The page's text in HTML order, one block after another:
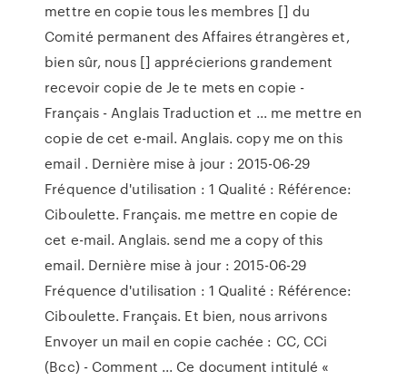
mettre en copie tous les membres [] du
Comité permanent des Affaires étrangères et,
bien sûr, nous [] apprécierions grandement
recevoir copie de Je te mets en copie -
Français - Anglais Traduction et ... me mettre en
copie de cet e-mail. Anglais. copy me on this
email . Dernière mise à jour : 2015-06-29
Fréquence d'utilisation : 1 Qualité : Référence:
Ciboulette. Français. me mettre en copie de
cet e-mail. Anglais. send me a copy of this
email. Dernière mise à jour : 2015-06-29
Fréquence d'utilisation : 1 Qualité : Référence:
Ciboulette. Français. Et bien, nous arrivons
Envoyer un mail en copie cachée : CC, CCi
(Bcc) - Comment ... Ce document intitulé «